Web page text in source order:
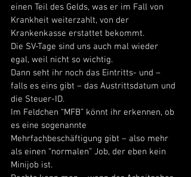
einen Teil des Gelds, was er im Fall von
Krankheit weiterzahlt, von der
Krankenkasse erstattet bekommt.
Die SV-Tage sind uns auch mal wieder
egal, weil nicht so wichtig.
Dann seht ihr noch das Eintritts- und –
falls es eins gibt – das Austrittsdatum und
die Steuer-ID.
Im Feldchen “MFB” könnt ihr erkennen, ob
es eine sogenannte
Mehrfachbeschäftigung gibt – also mehr
als einen “normalen” Job, der eben kein
Minijob ist.